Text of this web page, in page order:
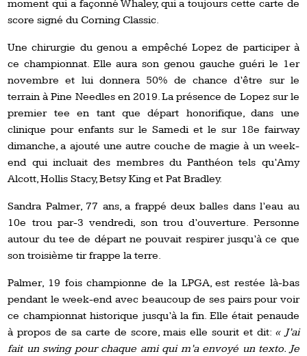
moment qui a façonné Whaley, qui a toujours cette carte de
score signé du Corning Classic.
Une chirurgie du genou a empêché Lopez de participer à
ce championnat. Elle aura son genou gauche guéri le 1er
novembre et lui donnera 50% de chance d’être sur le
terrain à Pine Needles en 2019. La présence de Lopez sur le
premier tee en tant que départ honorifique, dans une
clinique pour enfants sur le Samedi et le sur 18e fairway
dimanche, a ajouté une autre couche de magie à un week-
end qui incluait des membres du Panthéon tels qu’Amy
Alcott, Hollis Stacy, Betsy King et Pat Bradley.
Sandra Palmer, 77 ans, a frappé deux balles dans l’eau au
10e trou par-3 vendredi, son trou d’ouverture. Personne
autour du tee de départ ne pouvait respirer jusqu’à ce que
son troisième tir frappe la terre.
Palmer, 19 fois championne de la LPGA, est restée là-bas
pendant le week-end avec beaucoup de ses pairs pour voir
ce championnat historique jusqu’à la fin. Elle était penaude
à propos de sa carte de score, mais elle sourit et dit: « J’ai
fait un swing pour chaque ami qui m’a envoyé un texto. Je